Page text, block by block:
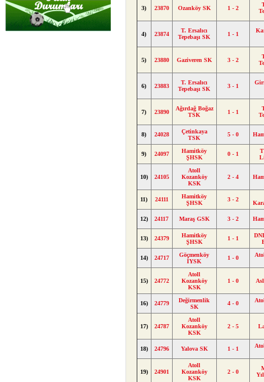
3) 23870 Ozanköy SK 1 - 2
4) 23874
T. Ersalıcı
Tepebaşı SK
1 - 1
5) 23880 Gaziveren SK 3 - 2
6) 23883
T. Ersalıcı
Tepebaşı SK
3 - 1
7) 23890
Ağırdağ Boğaz
TSK
1 - 1
8) 24028
Çetinkaya
TSK
5 - 0
9) 24097
Hamitköy
ŞHSK
0 - 1
10) 24105
Atoll
Kozanköy
KSK
2 - 4
11) 24111
Hamitköy
ŞHSK
3 - 2
12) 24117 Maraş GSK 3 - 2
13) 24379
Hamitköy
ŞHSK
1 - 1
14) 24717
Göçmenköy
İYSK
1 - 0
15) 24772
Atoll
Kozanköy
KSK
1 - 0
16) 24779
Değirmenlik
SK
4 - 0
17) 24787
Atoll
Kozanköy
KSK
2 - 5
18) 24796 Yalova SK 1 - 1
19) 24901
Atoll
Kozanköy
KSK
2 - 0